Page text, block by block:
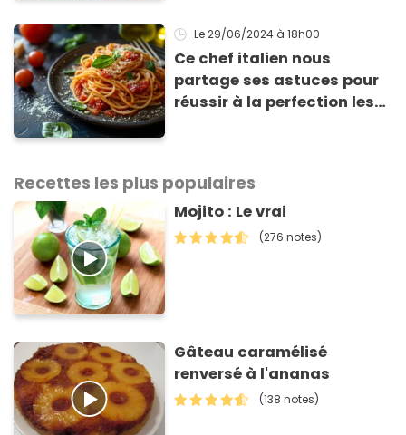
Le 29/06/2024 à 18h00
Ce chef italien nous
partage ses astuces pour
réussir à la perfection les
Recettes les plus populaires
Mojito : Le vrai
(276 notes)
Gâteau caramélisé
renversé à l'ananas
(138 notes)